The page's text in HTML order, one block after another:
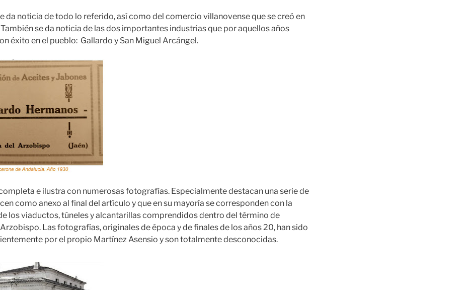
da noticia de todo lo referido, así como del comercio villanovense que se creó en
se da noticia de las dos importantes industrias que por aquellos años
éxito en el pueblo: Gallardo y San Miguel Arcángel.
e ilustra con numerosas fotografías. Especialmente destacan una serie de
como anexo al final del artículo y que en su mayoría se corresponden con la
los viaductos, túneles y alcantarillas comprendidos dentro del término de
Las fotografías, originales de época y de finales de los años 20, han sido
por el propio Martínez Asensio y son totalmente desconocidas.